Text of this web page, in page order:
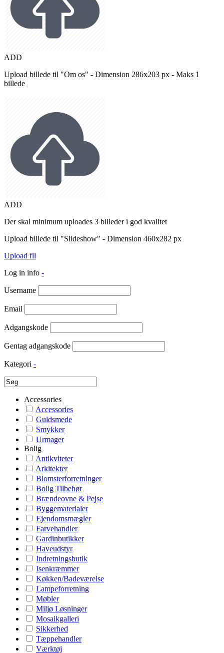
ADD
Upload billede til "Om os" - Dimension 286x203 px - Maks 1
billede
ADD
Der skal minimum uploades 3 billeder i god kvalitet
Upload billede til "Slideshow" - Dimension 460x282 px
Upload fil
Log in info -
Username
Email
Adgangskode
Gentag adgangskode
Kategori -
Accessories
Accessories
Guldsmede
Smykker
Urmager
Bolig
Antikviteter
Arkitekter
Blomsterforretninger
Bolig Tilbehør
Brændeovne & Pejse
Byggematerialer
Ejendomsmægler
Farvehandler
Gardinbutikker
Haveudstyr
Indretningsbutik
Isenkræmmer
Køkken/Badeværelse
Lampeforretning
Møbler
Miljø Løsninger
Mosaikgalleri
Sikkerhed
Tæppehandler
Værktøj